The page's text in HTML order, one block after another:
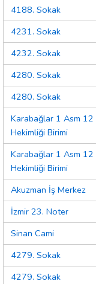
4188. Sokak
4231. Sokak
4232. Sokak
4280. Sokak
4280. Sokak
Karabağlar 1 Asm
Hekimliği Birimi
Karabağlar 1 Asm
Hekimliği Birimi
Akuzman İş Merkez
İzmir 23. Noter
Sinan Cami
4279. Sokak
4279. Sokak